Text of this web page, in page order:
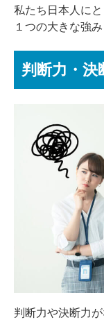
私たち日本人に
１つの大きな強み
判断力・決
判断力や決断力